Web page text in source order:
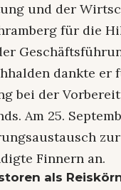
und der
für die
dankte er
bei der
Am 25.
Finnern an.
als